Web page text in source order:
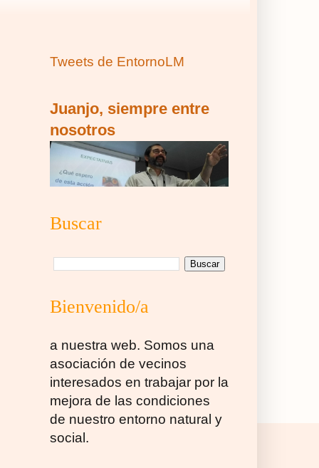
Tweets de EntornoLM
Juanjo, siempre entre
nosotros
Buscar
Bienvenido/a
a nuestra web. Somos una
asociación de vecinos
interesados en trabajar por la
mejora de las condiciones
de nuestro entorno natural y
social.